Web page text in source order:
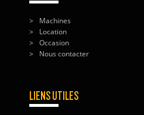
Machines
Location
Occasion
Nous contacter
LIENS UTILES